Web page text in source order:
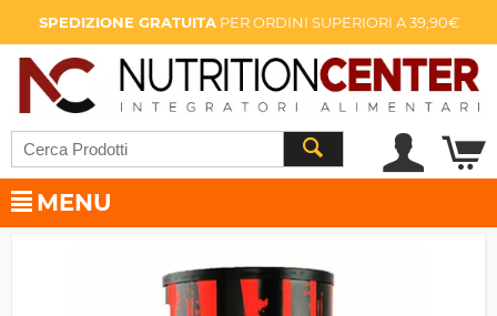
SPEDIZIONE GRATUITAPER ORDINI SUPERIORI A 39,90€
MENU